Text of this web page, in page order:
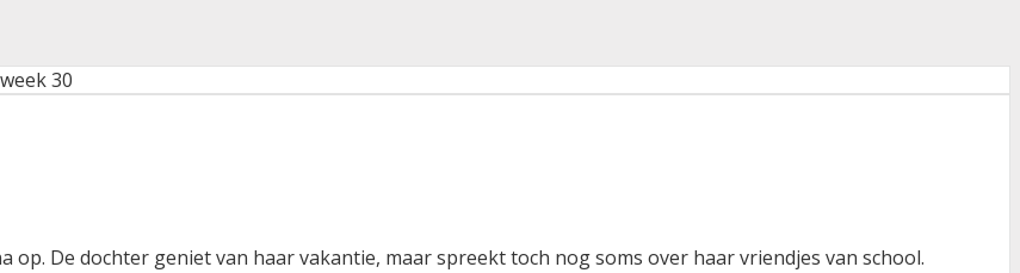
30
op. De dochter geniet van haar vakantie, maar spreekt toch nog soms over haar vriendjes van school.